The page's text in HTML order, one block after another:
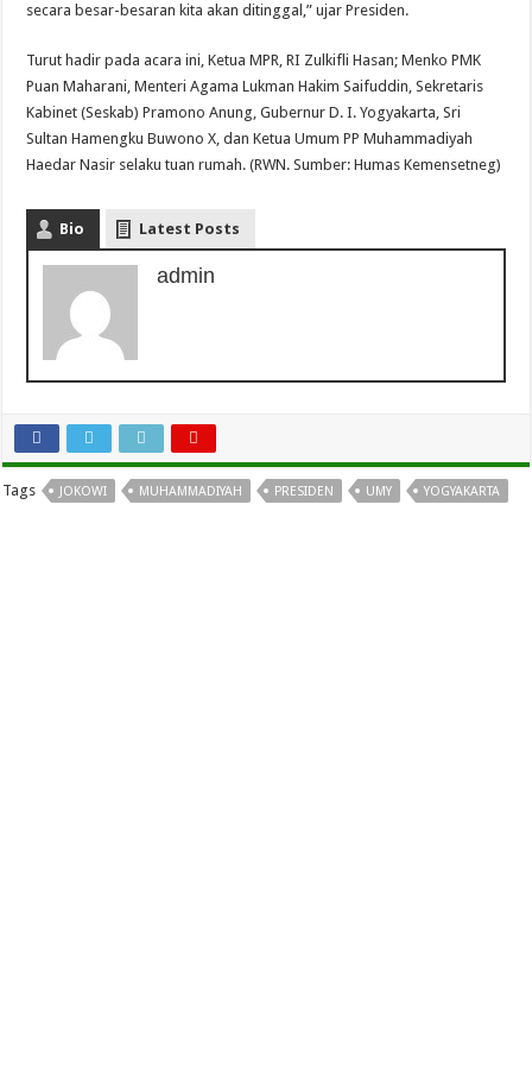
secara besar-besaran kita akan ditinggal,” ujar Presiden.
Turut hadir pada acara ini, Ketua MPR, RI Zulkifli Hasan; Menko PMK
Puan Maharani, Menteri Agama Lukman Hakim Saifuddin, Sekretaris
Kabinet (Seskab) Pramono Anung, Gubernur D. I. Yogyakarta, Sri
Sultan Hamengku Buwono X, dan Ketua Umum PP Muhammadiyah
Haedar Nasir selaku tuan rumah. (RWN. Sumber: Humas Kemensetneg)
Bio Latest Posts
admin
Tags JOKOWI MUHAMMADIYAH PRESIDEN UMY YOGYAKARTA